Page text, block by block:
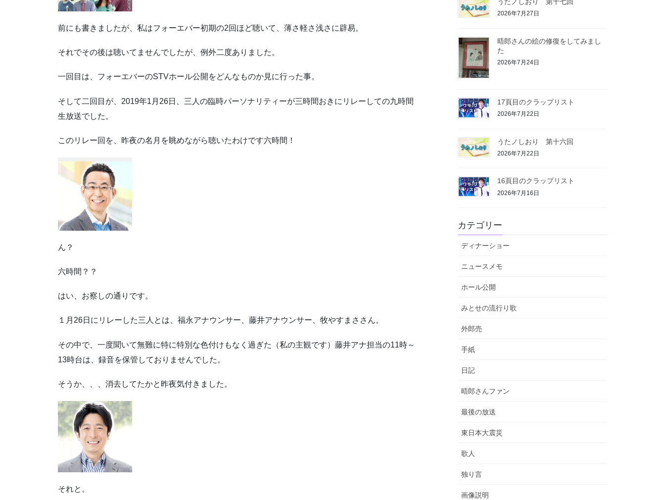
前にも書きましたが、私はフォーエバー初期の2回ほど聴いて、薄さ軽さ浅さに辟易。
それでその後は聴いてませんでしたが、例外二度ありました。
一回目は、フォーエバーのSTVホール公開をどんなものか見に行った事。
そして二回目が、2019年1月26日、三人の臨時パーソナリティーが三時間おきにリレーしての九時間
生放送でした。
このリレー回を、昨夜の名月を眺めながら聴いたわけです六時間！
ん？
六時間？？
はい、お察しの通りです。
１月26日にリレーした三人とは、福永アナウンサー、藤井アナウンサー、牧やすまささん。
その中で、一度聞いて無難に特に特別な色付けもなく過ぎた（私の主観です）藤井アナ担当の11時～
13時台は、録音を保管しておりませんでした。
そうか、、、消去してたかと昨夜気付きました。
それと。
2026年7月27日
晤郎さんの絵の修復をしてみまし
た
2026年7月24日
17頁目のクラップリスト
2026年7月22日
うたノしおり 第十六回
2026年7月22日
16頁目のクラップリスト
2026年7月16日
カテゴリー
ディナーショー
ニュースメモ
ホール公開
みとせの流行り歌
外郎売
手紙
日記
晤郎さんファン
最後の放送
東日本大震災
歌人
独り言
画像説明